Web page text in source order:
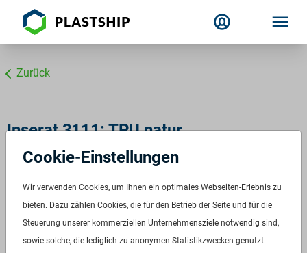
Zurück
Inserat 3111: TPU natur
Elastollan R3000 natur
ID:3111
Verfügbar ab:Sofort
Frequenz: Auf Anfrage
Menge:Auf Anfrage
Cookie-Einstellungen
Wir verwenden Cookies, um Ihnen ein optimales Webseiten-Erlebnis zu
bieten. Dazu zählen Cookies, die für den Betrieb der Seite und für die
Steuerung unserer kommerziellen Unternehmensziele notwendig sind,
sowie solche, die lediglich zu anonymen Statistikzwecken genutzt